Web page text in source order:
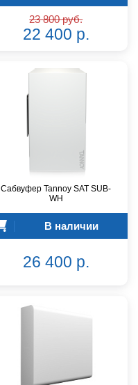
23 800 руб.
22 400 р.
Сабвуфер Tannoy SAT SUB-
WH
В наличии
26 400 р.